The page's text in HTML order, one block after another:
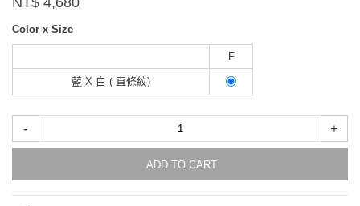
Color x Size
F
藍 X 白 ( 直條紋)
- +
ADD TO CART